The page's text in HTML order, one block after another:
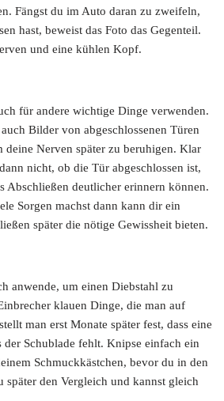
Fängst du im Auto daran zu zweifeln,
hast, beweist das Foto das Gegenteil.
und eine kühlen Kopf.
für andere wichtige Dinge verwenden.
Bilder von abgeschlossenen Türen
deine Nerven später zu beruhigen. Klar
nicht, ob die Tür abgeschlossen ist,
Abschließen deutlicher erinnern können.
Sorgen machst dann kann dir ein
später die nötige Gewissheit bieten.
anwende, um einen Diebstahl zu
klauen Dinge, die man auf
man erst Monate später fest, dass eine
der Schublade fehlt. Knipse einfach ein
Schmuckkästchen, bevor du in den
später den Vergleich und kannst gleich